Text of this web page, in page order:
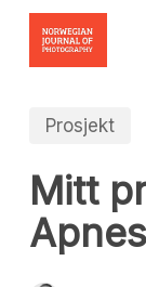
Skip
contentProsjekt
Mitt